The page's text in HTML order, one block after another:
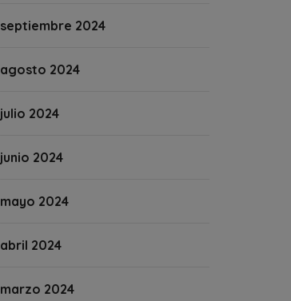
septiembre 2024
agosto 2024
julio 2024
junio 2024
mayo 2024
abril 2024
marzo 2024